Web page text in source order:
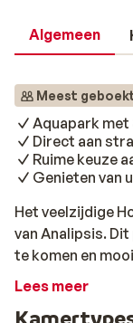
Algemeen
Meest
Aquapark met
Direct aan
Ruime keuze
Genieten van
Het veelzijdige
van Analipsis.
te komen en
gezin. Er is hier
Lees meer